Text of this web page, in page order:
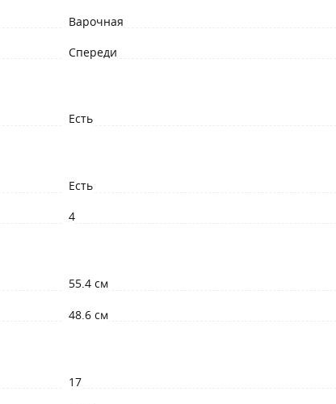
Варочная
Спереди
Есть
Есть
4
55.4 см
48.6 см
17